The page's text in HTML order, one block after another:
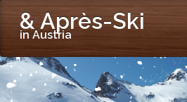
& Après-Ski
in Austria